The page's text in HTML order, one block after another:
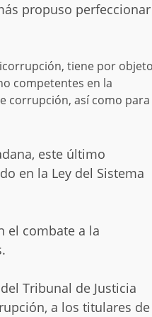
propuso perfeccionar
tiene por
competentes en la
corrupción, así como para
este último
en la Ley del Sistema
el combate a la
Tribunal de Justicia
a los titulares de